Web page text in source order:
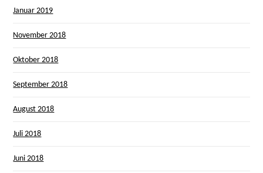
Januar 2019
November 2018
Oktober 2018
September 2018
August 2018
Juli 2018
Juni 2018